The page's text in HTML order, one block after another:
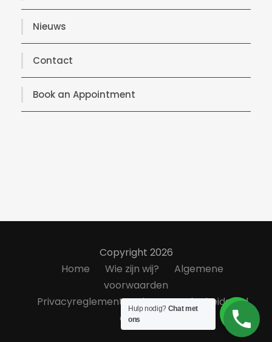
Nieuws
Contact
Book an Appointment
Copyright 2026
Home
Wie zijn wij?
Algemene
voorwaarden
Privacyreglement
Klanttevredenheidsond
erzoek
Hulp nodig? Chat met
ons